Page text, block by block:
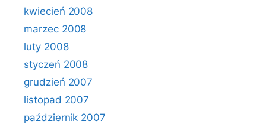
kwiecień 2008
marzec 2008
luty 2008
styczeń 2008
grudzień 2007
listopad 2007
październik 2007